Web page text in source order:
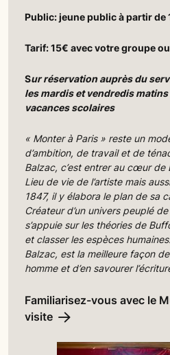
Public: jeune public à partir de
Tarif: 15€ avec votre groupe
Sur réservation auprès du
les mardis et vendredis
vacances scolaires
« Monter à Paris » reste un
d’ambition, de travail et de
Balzac, c’est entrer au cœur de
Lieu de vie de l’artiste mais
1847, il y élabora le plan de sa
Créateur d’un univers peuplé
s’appuie sur les théories de
et classer les espèces
Balzac, est la meilleure façon
homme et d’en savourer
Familiarisez-vous avec le
visite